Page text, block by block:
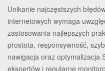
Unikanie najczęstszych
internetowych wymaga
zastosowania najlepszych
prostota, responsywność,
nawigacja oraz optymalizacja
ekspertów i regularne